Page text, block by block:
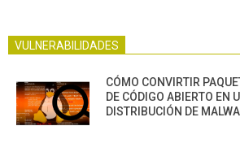
VULNERABILIDADES
CÓMO CONVIRTIR
DE CÓDIGO ABIERTO EN
DISTRIBUCIÓN DE